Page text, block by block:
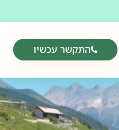
התקשר עכשיו